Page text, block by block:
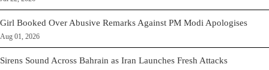
Girl Booked Over Abusive Remarks Against PM Modi Apologises
Aug 01, 2026
Sirens Sound Across Bahrain as Iran Launches Fresh Attacks